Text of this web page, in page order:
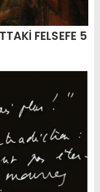
FELSEFE 5